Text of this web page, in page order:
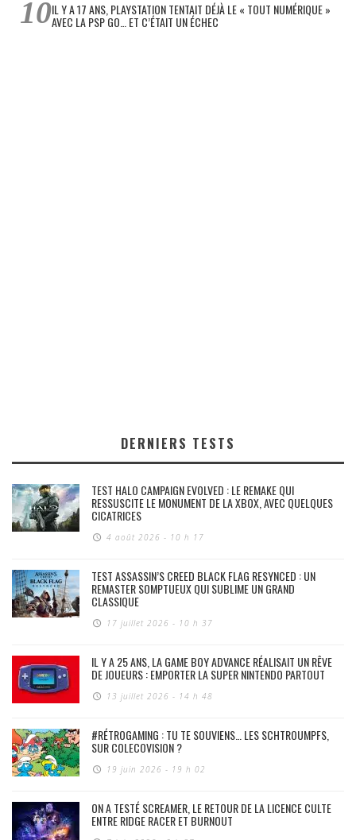
IL Y A 17 ANS, PLAYSTATION TENTAIT DÉJÀ LE « TOUT NUMÉRIQUE »
AVEC LA PSP GO… ET C’ÉTAIT UN ÉCHEC
DERNIERS TESTS
TEST HALO CAMPAIGN EVOLVED : LE REMAKE QUI
RESSUSCITE LE MONUMENT DE LA XBOX, AVEC QUELQUES
CICATRICES
4 août 2026 - 10 h 17
TEST ASSASSIN’S CREED BLACK FLAG RESYNCED : UN
REMASTER SOMPTUEUX QUI SUBLIME UN GRAND
CLASSIQUE
17 juillet 2026 - 10 h 37
IL Y A 25 ANS, LA GAME BOY ADVANCE RÉALISAIT UN RÊVE
DE JOUEURS : EMPORTER LA SUPER NINTENDO PARTOUT
13 juillet 2026 - 14 h 48
#RÉTROGAMING : TU TE SOUVIENS… LES SCHTROUMPFS,
SUR COLECOVISION ?
19 juin 2026 - 19 h 02
ON A TESTÉ SCREAMER, LE RETOUR DE LA LICENCE CULTE
ENTRE RIDGE RACER ET BURNOUT